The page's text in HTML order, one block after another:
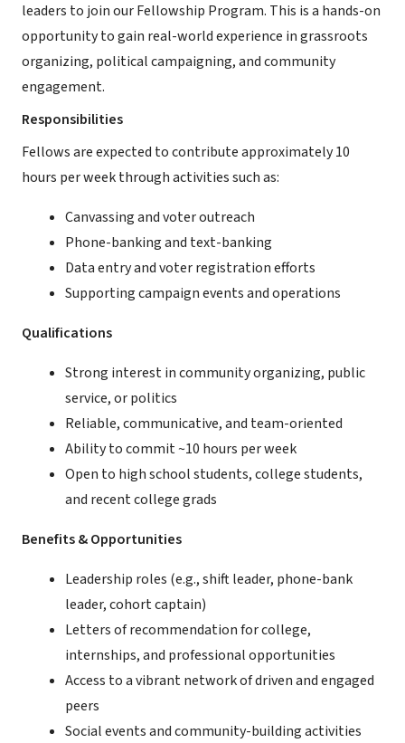
leaders to join our Fellowship Program. This is a hands-on
opportunity to gain real-world experience in grassroots
organizing, political campaigning, and community
engagement.
Responsibilities
Fellows are expected to contribute approximately 10
hours per week through activities such as:
Canvassing and voter outreach
Phone-banking and text-banking
Data entry and voter registration efforts
Supporting campaign events and operations
Qualifications
Strong interest in community organizing, public
service, or politics
Reliable, communicative, and team-oriented
Ability to commit ~10 hours per week
Open to high school students, college students,
and recent college grads
Benefits & Opportunities
Leadership roles (e.g., shift leader, phone-bank
leader, cohort captain)
Letters of recommendation for college,
internships, and professional opportunities
Access to a vibrant network of driven and engaged
peers
Social events and community-building activities